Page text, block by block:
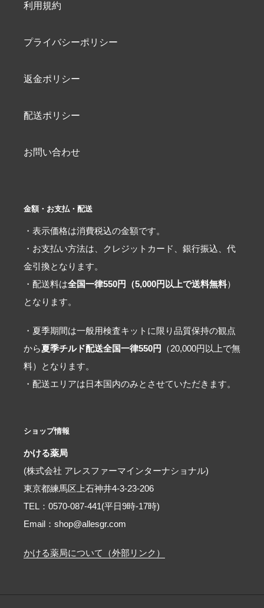
利用規約
プライバシーポリシー
返金ポリシー
配送ポリシー
お問い合わせ
金額・お支払・配送
・表示価格は消費税込の金額です。
・お支払い方法は、クレジットカード、銀行振込、代
金引換となります。
・配送料は全国一律550円（5,000円以上で送料無料）
となります。
・夏季期間は一般用検査キットに限り品質保持の観点
から夏季チルド配送全国一律550円
（20,000円以上で無
料）となります。
・配送エリアは日本国内のみとさせていただきます。
ショップ情報
かける薬局
(株式会社 アレスファーマインターナショナル)
東京都練馬区上石神井4-3-23-206
TEL：0570-087-441(平日9時-17時)
Email：shop@allesgr.com
かける薬局について（外部リンク）